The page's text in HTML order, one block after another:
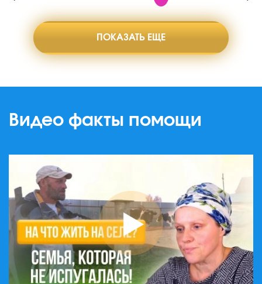
ПОКАЗАТЬ ЕЩЕ
Видео факты помощи